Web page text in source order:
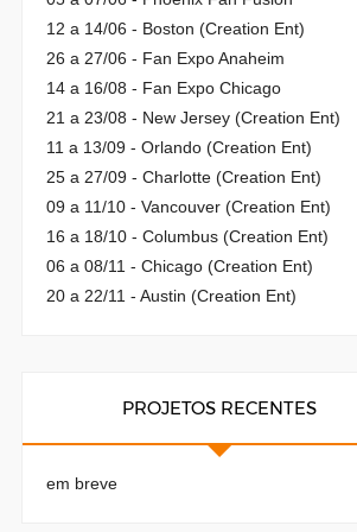
12 a 14/06 - Boston (Creation Ent)
26 a 27/06 - Fan Expo Anaheim
14 a 16/08 - Fan Expo Chicago
21 a 23/08 - New Jersey (Creation Ent)
11 a 13/09 - Orlando (Creation Ent)
25 a 27/09 - Charlotte (Creation Ent)
09 a 11/10 - Vancouver (Creation Ent)
16 a 18/10 - Columbus (Creation Ent)
06 a 08/11 - Chicago (Creation Ent)
20 a 22/11 - Austin (Creation Ent)
PROJETOS RECENTES
em breve